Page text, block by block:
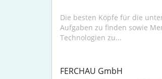
Die besten Köpfe für die
Aufgaben zu finden sowie
Technologien zu...
FERCHAU GmbH